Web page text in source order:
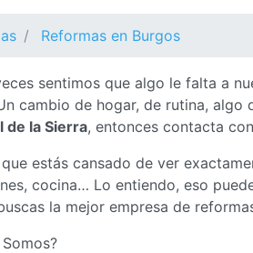
Reformas en Burgos
sentimos que algo le falta a
cambio de hogar, de rutina,
de la Sierra, entonces contacta
estás cansado de ver
cocina… Lo entiendo, eso
la mejor empresa de